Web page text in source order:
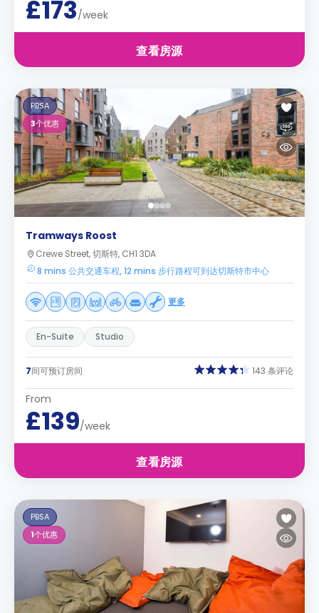
£173/week
查看房源
PBSA
3个优惠
Tramways Roost
Crewe Street, 切斯特, CH1 3DA
8 mins 公共交通车程, 12 mins 步行路程可到达切斯特市中心
更多
En-Suite Studio
7间可预订房间 143 条评论
From
£139/week
查看房源
PBSA
1个优惠